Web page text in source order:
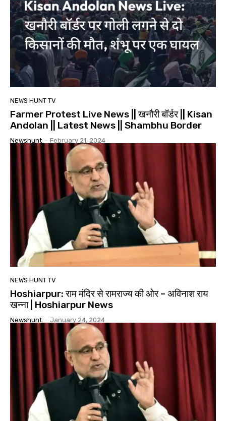
NEWS HUNT TV
Farmer Protest Live News || खनौरी बॉर्डर || Kisan
Andolan || Latest News || Shambhu Border
Newshunt - February 21, 2024
NEWS HUNT TV
Hoshiarpur: राम मंदिर से रामराज्य की ओर – अविनाश राय
खन्ना | Hoshiarpur News
Newshunt - January 24, 2024